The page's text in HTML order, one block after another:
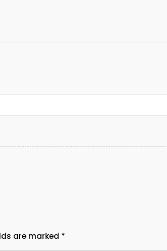
are marked *